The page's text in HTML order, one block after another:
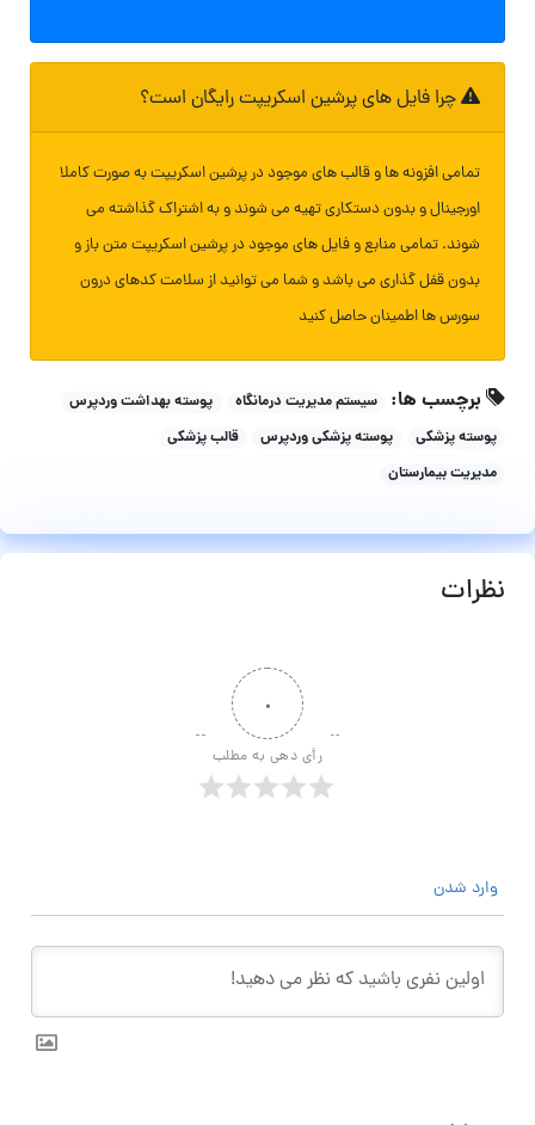
چرا فایل های پرشین اسکریپت رایگان است؟
تمامی افزونه ها و قالب های موجود در پرشین اسکریپت به صورت کاملا
اورجینال و بدون دستکاری تهیه می شوند و به اشتراک گذاشته می
شوند. تمامی منابع و فایل های موجود در پرشین اسکریپت متن باز و
بدون قفل گذاری می باشد و شما می توانید از سلامت کدهای درون
سورس ها اطمینان حاصل کنید
برچسب ها: سیستم مدیریت درمانگاه
پوسته بهداشت وردپرس
پوسته پزشکی
پوسته پزشکی وردپرس
قالب پزشکی
مدیریت بیمارستان
نظرات
۰
رأی دهی به مطلب
وارد شدن